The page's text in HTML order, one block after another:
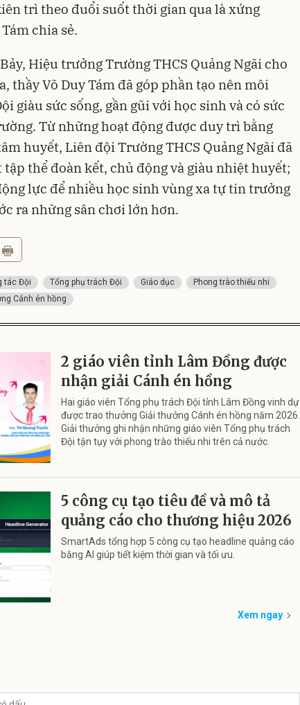
trì theo đuổi suốt thời gian qua là xứng
chia sẻ.
Hiệu trưởng Trường THCS Quảng Ngãi cho
thầy Võ Duy Tám đã góp phần tạo nên môi
giàu sức sống, gần gũi với học sinh và có sức
Từ những hoạt động được duy trì bằng
huyết, Liên đội Trường THCS Quảng Ngãi đã
thể đoàn kết, chủ động và giàu nhiệt huyết;
lực để nhiều học sinh vùng xa tự tin trưởng
ra những sân chơi lớn hơn.
tác Đội Tổng phụ trách Đội Giáo dục
Phong trào thiếu nhi
Cánh én hồng
2 giáo viên tỉnh Lâm Đồng được
nhận giải Cánh én hồng
Hai giáo viên Tổng phụ trách Đội tỉnh Lâm Đồng vinh dự
được trao thưởng Giải thưởng Cánh én hồng năm 2026.
Giải thưởng ghi nhận những giáo viên Tổng phụ trách
Đội tận tụy với phong trào thiếu nhi trên cả nước.
5 công cụ tạo tiêu đề và mô tả
quảng cáo cho thương hiệu 2026
SmartAds tổng hợp 5 công cụ tạo headline quảng cáo
bằng AI giúp tiết kiệm thời gian và tối ưu.
Xem ngay